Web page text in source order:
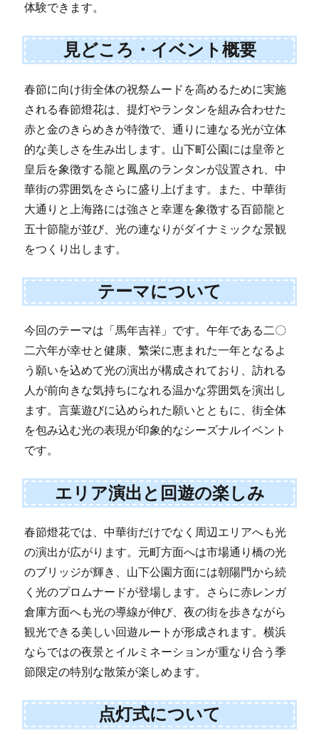
体験できます。
見どころ・イベント概要
春節に向け街全体の祝祭ムードを高めるために実施
される春節燈花は、提灯やランタンを組み合わせた
赤と金のきらめきが特徴で、通りに連なる光が立体
的な美しさを生み出します。山下町公園には皇帝と
皇后を象徴する龍と鳳凰のランタンが設置され、中
華街の雰囲気をさらに盛り上げます。また、中華街
大通りと上海路には強さと幸運を象徴する百節龍と
五十節龍が並び、光の連なりがダイナミックな景観
をつくり出します。
テーマについて
今回のテーマは「馬年吉祥」です。午年である二〇
二六年が幸せと健康、繁栄に恵まれた一年となるよ
う願いを込めて光の演出が構成されており、訪れる
人が前向きな気持ちになれる温かな雰囲気を演出し
ます。言葉遊びに込められた願いとともに、街全体
を包み込む光の表現が印象的なシーズナルイベント
です。
エリア演出と回遊の楽しみ
春節燈花では、中華街だけでなく周辺エリアへも光
の演出が広がります。元町方面へは市場通り橋の光
のブリッジが輝き、山下公園方面には朝陽門から続
く光のプロムナードが登場します。さらに赤レンガ
倉庫方面へも光の導線が伸び、夜の街を歩きながら
観光できる美しい回遊ルートが形成されます。横浜
ならではの夜景とイルミネーションが重なり合う季
節限定の特別な散策が楽しめます。
点灯式について